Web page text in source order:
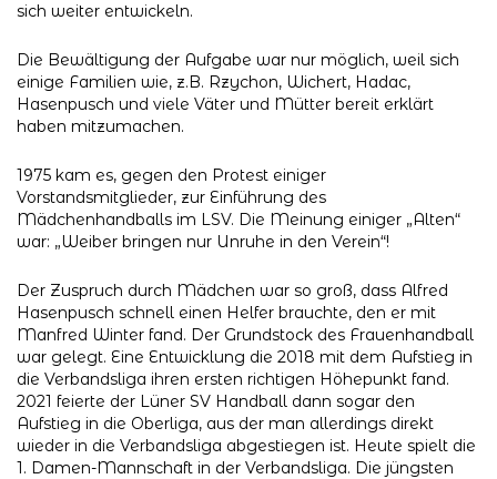
sich weiter entwickeln.
Die Bewältigung der Aufgabe war nur möglich, weil sich
einige Familien wie, z.B. Rzychon, Wichert, Hadac,
Hasenpusch und viele Väter und Mütter bereit erklärt
haben mitzumachen.
1975 kam es, gegen den Protest einiger
Vorstandsmitglieder, zur Einführung des
Mädchenhandballs im LSV. Die Meinung einiger „Alten“
war: „Weiber bringen nur Unruhe in den Verein“!
Der Zuspruch durch Mädchen war so groß, dass Alfred
Hasenpusch schnell einen Helfer brauchte, den er mit
Manfred Winter fand. Der Grundstock des Frauenhandball
war gelegt. Eine Entwicklung die 2018 mit dem Aufstieg in
die Verbandsliga ihren ersten richtigen Höhepunkt fand.
2021 feierte der Lüner SV Handball dann sogar den
Aufstieg in die Oberliga, aus der man allerdings direkt
wieder in die Verbandsliga abgestiegen ist. Heute spielt die
1. Damen-Mannschaft in der Verbandsliga. Die jüngsten